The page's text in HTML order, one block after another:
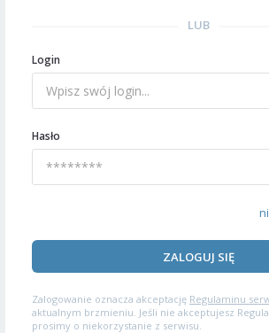
LUB
Login
Hasło
ZALOGUJ SIĘ
Zalogowanie oznacza akceptację Regulaminu
aktualnym brzmieniu. Jeśli nie akceptujesz
prosimy o niekorzystanie z serwisu.